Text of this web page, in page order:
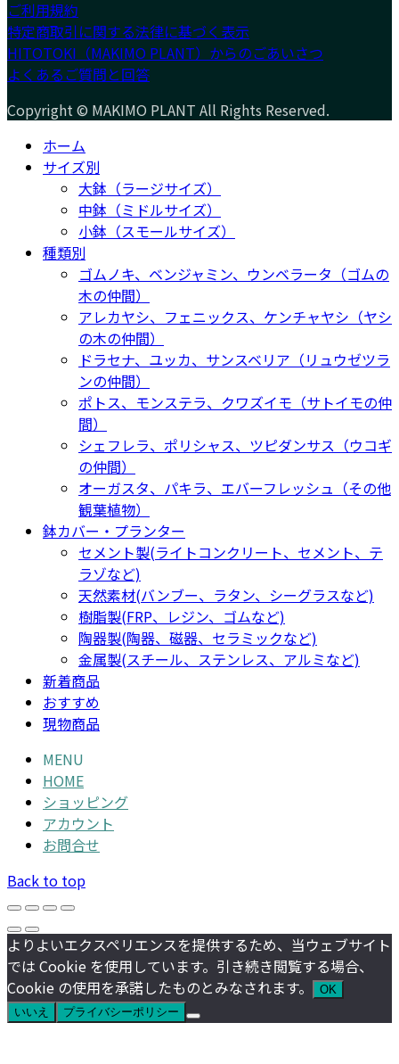
ご利用規約
特定商取引に関する法律に基づく表示
HITOTOKI（MAKIMO PLANT）からのごあいさつ
よくあるご質問と回答
Copyright © MAKIMO PLANT All Rights Reserved.
ホーム
サイズ別
大鉢（ラージサイズ）
中鉢（ミドルサイズ）
小鉢（スモールサイズ）
種類別
ゴムノキ、ベンジャミン、ウンベラータ（ゴムの
木の仲間）
アレカヤシ、フェニックス、ケンチャヤシ（ヤシ
の木の仲間）
ドラセナ、ユッカ、サンスベリア（リュウゼツラ
ンの仲間）
ポトス、モンステラ、クワズイモ（サトイモの仲
間）
シェフレラ、ポリシャス、ツピダンサス（ウコギ
の仲間）
オーガスタ、パキラ、エバーフレッシュ（その他
観葉植物）
鉢カバー・プランター
セメント製(ライトコンクリート、セメント、テ
ラゾなど)
天然素材(バンブー、ラタン、シーグラスなど)
樹脂製(FRP、レジン、ゴムなど)
陶器製(陶器、磁器、セラミックなど)
金属製(スチール、ステンレス、アルミなど)
新着商品
おすすめ
現物商品
MENU
HOME
ショッピング
アカウント
お問合せ
Back to top
よりよいエクスペリエンスを提供するため、当ウェブサイト
では Cookie を使用しています。引き続き閲覧する場合、
Cookie の使用を承諾したものとみなされます。
OK
いいえ
プライバシーポリシー